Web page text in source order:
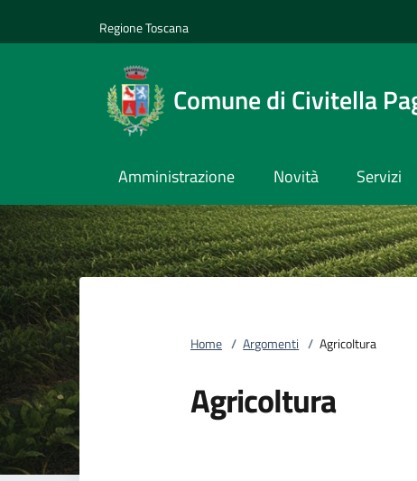
Regione Toscana
Comune di Civitella
Amministrazione Novità Servizi
Home / Argomenti / Agricoltura
Agricoltura